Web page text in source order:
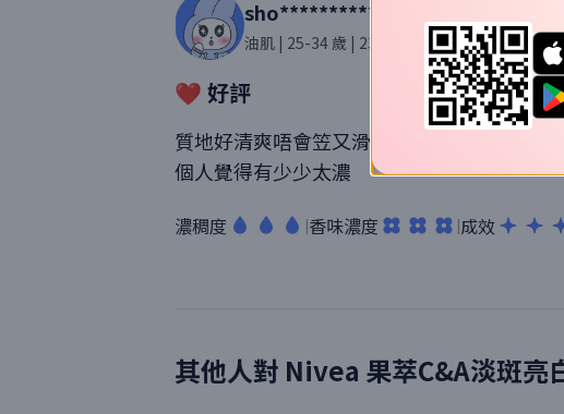
sho**********************com
油肌 | 25-34 歲 | 230則評價
❤️ 好評
質地好清爽唔會笠又滑身，但係如果身體
個人覺得有少少太濃
濃稠度 |香味濃度 |成效
其他人對 Nivea 果萃C&A淡斑亮